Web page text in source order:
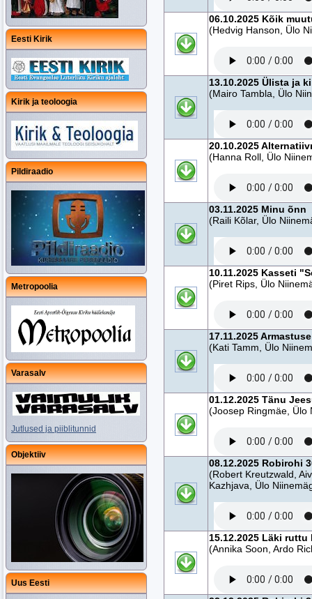
Eesti Kirik
Kirik ja teoloogia
Pildiraadio
Metropoolia
Varasalv
Jutlused ja piiblitunnid
Objektiiv
Uus Eesti
06.10.2025 Kõik
(Hedvig Hanson, Ülo
13.10.2025 Ülista ja
(Mairo Tambla, Ülo
20.10.2025
(Hanna Roll, Ülo
03.11.2025 Minu õnn
(Raili Kõlar, Ülo
10.11.2025 Kasseti
(Piret Rips, Ülo
17.11.2025
(Kati Tamm, Ülo
01.12.2025 Tänu
(Joosep Ringmäe, Ülo
08.12.2025 Robirohi
(Robert Kreutzwald,
Kazhjava, Ülo
15.12.2025 Läki ruttu
(Annika Soon, Ardo